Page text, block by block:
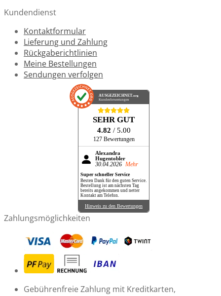
Kundendienst
Kontaktformular
Lieferung und Zahlung
Rückgaberichtlinien
Meine Bestellungen
Sendungen verfolgen
AUSGEZEICHNET .org
Kundenbewertungen
SEHR GUT
4.82 / 5.00
127 Bewertungen
Alexandra
Hugentobler
30.04.2026 Mehr
Super schneller Service
Besten Dank für den guten Service.
Bestellung ist am nächsten Tag
bereits angekommen und netter
Kontakt am Telefon.
Hinweis zu den Bewertungen
Zahlungsmöglichkeiten
Gebührenfreie Zahlung mit Kreditkarten,